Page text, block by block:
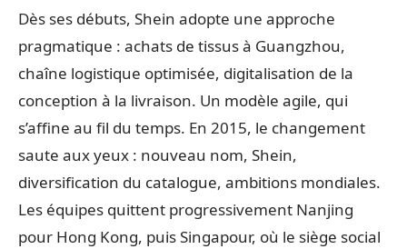
Dès ses débuts, Shein adopte une approche
pragmatique : achats de tissus à Guangzhou,
chaîne logistique optimisée, digitalisation de la
conception à la livraison. Un modèle agile, qui
s’affine au fil du temps. En 2015, le changement
saute aux yeux : nouveau nom, Shein,
diversification du catalogue, ambitions mondiales.
Les équipes quittent progressivement Nanjing
pour Hong Kong, puis Singapour, où le siège social